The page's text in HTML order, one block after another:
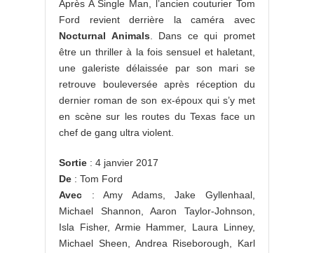
Après A Single Man, l’ancien couturier Tom
Ford revient derrière la caméra avec
Nocturnal Animals . Dans ce qui promet
être un thriller à la fois sensuel et haletant,
une galeriste délaissée par son mari se
retrouve bouleversée après réception du
dernier roman de son ex-époux qui s’y met
en scène sur les routes du Texas face un
chef de gang ultra violent.
Sortie : 4 janvier 2017
De : Tom Ford
Avec : Amy Adams, Jake Gyllenhaal,
Michael Shannon, Aaron Taylor-Johnson,
Isla Fisher, Armie Hammer, Laura Linney,
Michael Sheen, Andrea Riseborough, Karl